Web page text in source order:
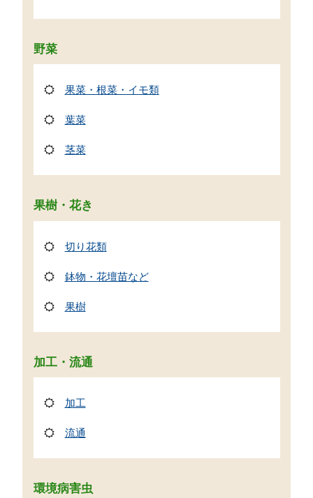
野菜
果菜・根菜・イモ類
葉菜
茎菜
果樹・花き
切り花類
鉢物・花壇苗など
果樹
加工・流通
加工
流通
環境病害虫